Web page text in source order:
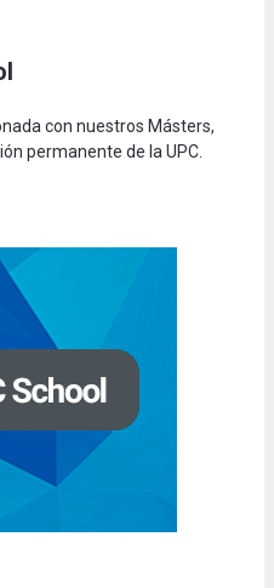
l
con nuestros Másters,
permanente de la UPC.